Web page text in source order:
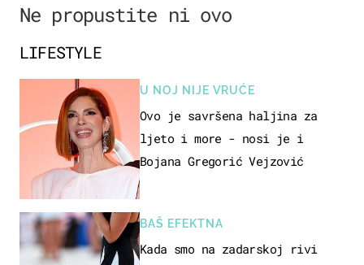
Ne propustite ni ovo
LIFESTYLE
U NOJ NIJE VRUĆE
Ovo je savršena haljina za
ljeto i more - nosi je i
Bojana Gregorić Vejzović
BAŠ EFEKTNA
Kada smo na zadarskoj rivi